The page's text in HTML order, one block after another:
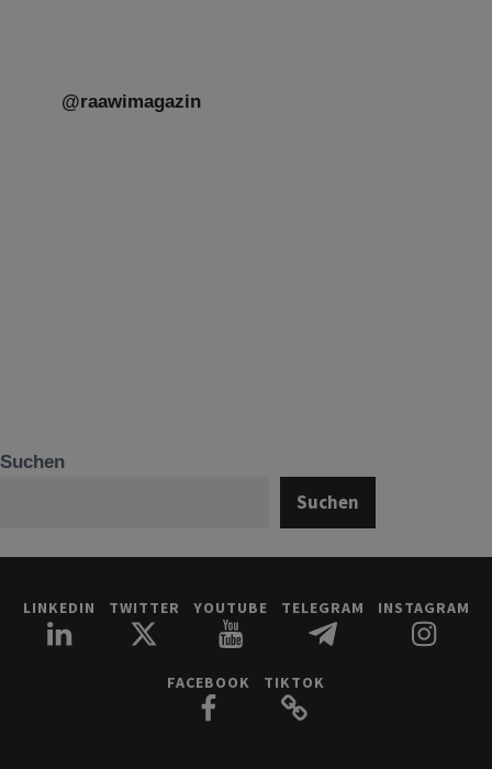
@raawimagazin
Suchen
Suchen
LINKEDIN TWITTER YOUTUBE TELEGRAM INSTAGRAM
FACEBOOK TIKTOK